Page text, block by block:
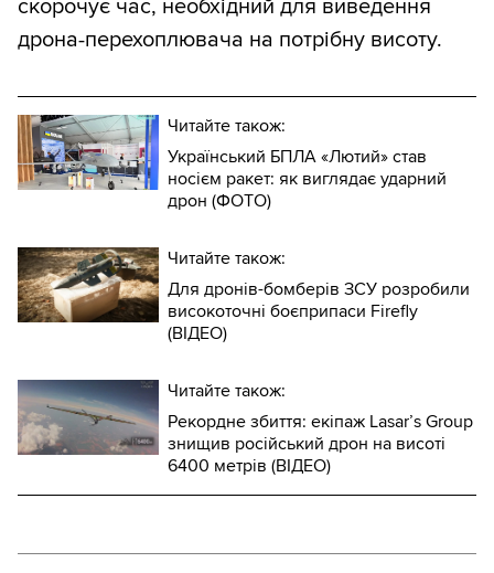
скорочує час, необхідний для виведення
дрона-перехоплювача на потрібну висоту.
Читайте також:
Український БПЛА «Лютий» став
носієм ракет: як виглядає ударний
дрон (ФОТО)
Читайте також:
Для дронів-бомберів ЗСУ розробили
високоточні боєприпаси Firefly
(ВІДЕО)
Читайте також:
Рекордне збиття: екіпаж Lasar’s Group
знищив російський дрон на висоті
6400 метрів (ВІДЕО)